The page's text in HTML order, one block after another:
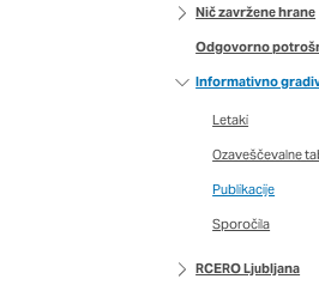
Nič zavržene hrane
Odgovorno
Informativno
Letaki
Ozaveščevalne
Publikacije
Sporočila
RCERO Ljubljana
spletno mesto.
lahko uporabljajo za
na drugih spletnih
zavrnete uporabo